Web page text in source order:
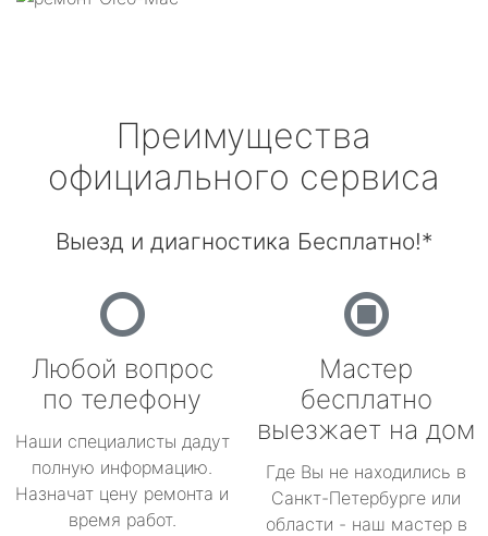
Преимущества
официального сервиса
Выезд и диагностика Бесплатно!*
Любой вопрос
по телефону
Наши специалисты дадут
полную информацию.
Назначат цену ремонта и
время работ.
Мастер
бесплатно
выезжает на дом
Где Вы не находились в
Санкт-Петербурге или
области - наш мастер в